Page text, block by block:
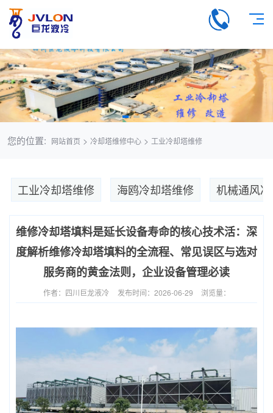
您的位置: 网站首页 > 冷却塔维修中心> 工业冷却塔维修
工业冷却塔维修 海鸥冷却塔维修 机械通风
维修冷却塔填料是延长设备寿命的核心技术活：深
度解析维修冷却塔填料的全流程、常见误区与选对
服务商的黄金法则，企业设备管理必读
作者：四川巨龙液冷 发布时间：2026-06-29 浏览量：